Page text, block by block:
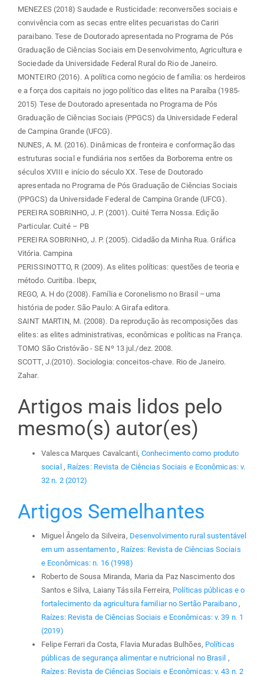
MENEZES (2018) Saudade e Rusticidade: reconversões sociais e
convivência com as secas entre elites pecuaristas do Cariri
paraibano. Tese de Doutorado apresentada no Programa de Pós
Graduação de Ciências Sociais em Desenvolvimento, Agricultura e
Sociedade da Universidade Federal Rural do Rio de Janeiro.
MONTEIRO (2016). A política como negócio de família: os herdeiros
e a força dos capitais no jogo político das elites na Paraíba (1985-
2015) Tese de Doutorado apresentada no Programa de Pós
Graduação de Ciências Sociais (PPGCS) da Universidade Federal
de Campina Grande (UFCG).
NUNES, A. M. (2016). Dinâmicas de fronteira e conformação das
estruturas social e fundiária nos sertões da Borborema entre os
séculos XVIII e início do século XX. Tese de Doutorado
apresentada no Programa de Pós Graduação de Ciências Sociais
(PPGCS) da Universidade Federal de Campina Grande (UFCG).
PEREIRA SOBRINHO, J. P. (2001). Cuité Terra Nossa. Edição
Particular. Cuité – PB
PEREIRA SOBRINHO, J. P. (2005). Cidadão da Minha Rua. Gráfica
Vitória. Campina
PERISSINOTTO, R (2009). As elites políticas: questões de teoria e
método. Curitiba. Ibepx,
REGO, A. H do (2008). Família e Coronelismo no Brasil –uma
história de poder. São Paulo: A Girafa editora.
SAINT MARTIN, M. (2008). Da reprodução às recomposições das
elites: as elites administrativas, econômicas e políticas na França.
TOMO São Cristóvão - SE Nº 13 jul./dez. 2008.
SCOTT, J.(2010). Sociologia: conceitos-chave. Rio de Janeiro.
Zahar.
Artigos mais lidos pelo
mesmo(s) autor(es)
Valesca Marques Cavalcanti, Conhecimento como produto
social , Raízes: Revista de Ciências Sociais e Econômicas: v.
32 n. 2 (2012)
Artigos Semelhantes
Miguel Ângelo da Silveira, Desenvolvimento rural sustentável
em um assentamento , Raízes: Revista de Ciências Sociais
e Econômicas: n. 16 (1998)
Roberto de Sousa Miranda, Maria da Paz Nascimento dos
Santos e Silva, Laiany Tássila Ferreira, Políticas públicas e o
fortalecimento da agricultura familiar no Sertão Paraibano ,
Raízes: Revista de Ciências Sociais e Econômicas: v. 39 n. 1
(2019)
Felipe Ferrari da Costa, Flavia Muradas Bulhões, Políticas
públicas de segurança alimentar e nutricional no Brasil ,
Raízes: Revista de Ciências Sociais e Econômicas: v. 43 n. 2